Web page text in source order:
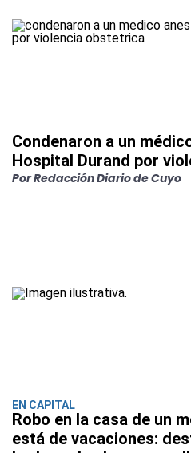
Condenaron a un
Hospital Durand por
Por Redacción Diario de Cuyo
EN CAPITAL
Robo en la casa de un
está de vacaciones: